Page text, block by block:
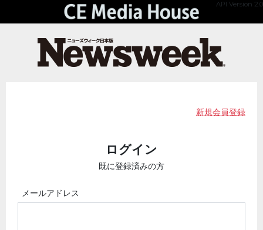
API Version 2.0
新規会員登録
ログイン
既に登録済みの方
メールアドレス